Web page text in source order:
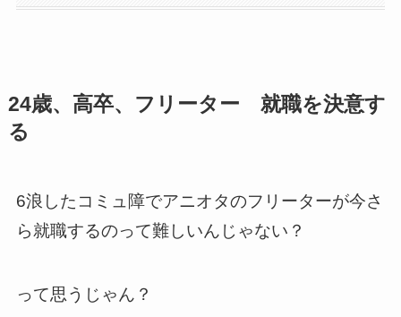
24歳、高卒、フリーター 就職を決意す
る
6浪したコミュ障でアニオタのフリーターが今さ
ら就職するのって難しいんじゃない？
って思うじゃん？